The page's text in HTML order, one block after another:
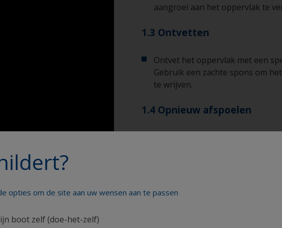
aangroei aan het oppervlak te
1.3 Ontvetten
Ontvet het oppervlak met een
Gebruik een zachte spons om
te wrijven.
1.4 Opnieuw afspoelen
Spoel het oppervlak grondig
leidingwater om het
opties om de site aan uw wensen aan te passen
boot zelf (doe-het-zelf)